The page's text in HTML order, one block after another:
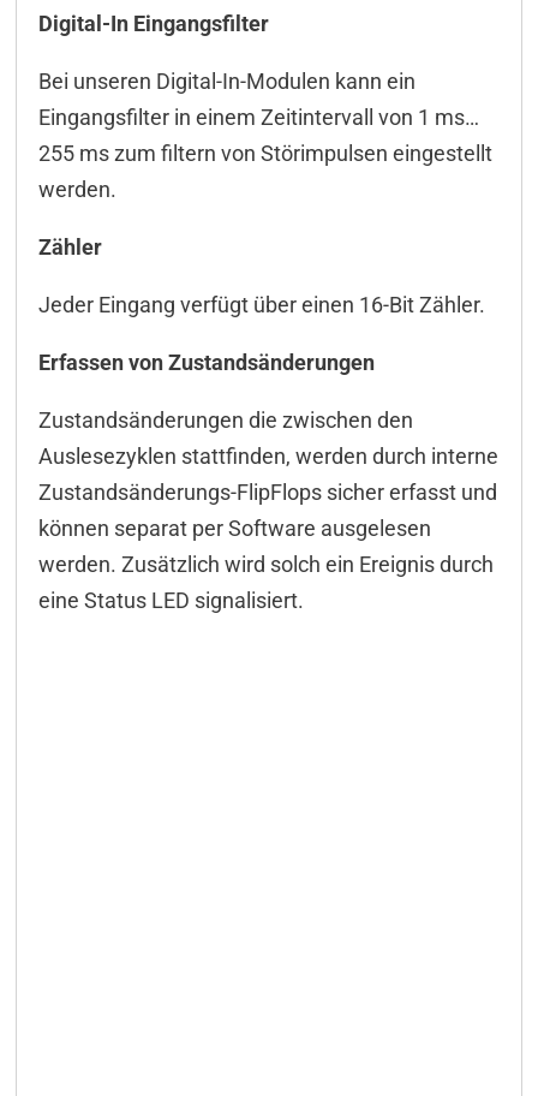
DELIB-API Befehle
Anschlussbeispiele
Downloads & Manuals
Lieferumfang
Digital-In Eingangsfilter
Bei unseren Digital-In-Modulen kann ein
Eingangsfilter in einem Zeit­in­ter­vall von 1 ms…
255 ms zum filtern von Störimpulsen eingestellt
werden.
Zähler
Jeder Eingang verfügt über einen 16-Bit Zähler.
Erfassen von Zustandsänderungen
Zustandsänderungen die zwischen den
Auslesezyklen stattfinden, werden durch interne
Zustandsänderungs-FlipFlops sicher erfasst und
können separat per Software ausgelesen
werden. Zusätzlich wird solch ein Ereignis durch
eine Status LED signalisiert.